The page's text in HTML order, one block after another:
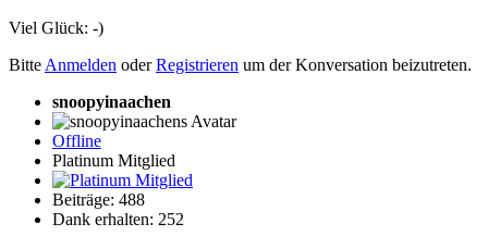
Viel Glück: -)
BitteAnmelden oderRegistrieren um der Konversation beizutreten.
snoopyinaachen
Offline
Platinum Mitglied
Beiträge: 488
Dank erhalten: 252